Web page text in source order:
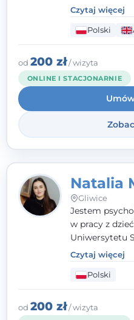
traktuję jak
budując
empatii.
Gliwicach
angielsku.
Czytaj więcej
Polski
od 200 zł/ wizyta
ONLINE I STACJONARNIE
Natalia
Gliwice
Jestem
w pracy z
Uniwersytetu
Prowadzę
nastawioną
rodziny.
stworzenie
którym
zrozumiane.
Czytaj więcej
Polski
od 200 zł/ wizyta